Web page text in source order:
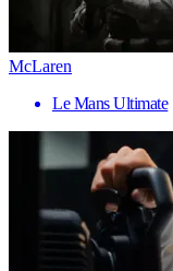
McLaren
Le Mans Ultimate